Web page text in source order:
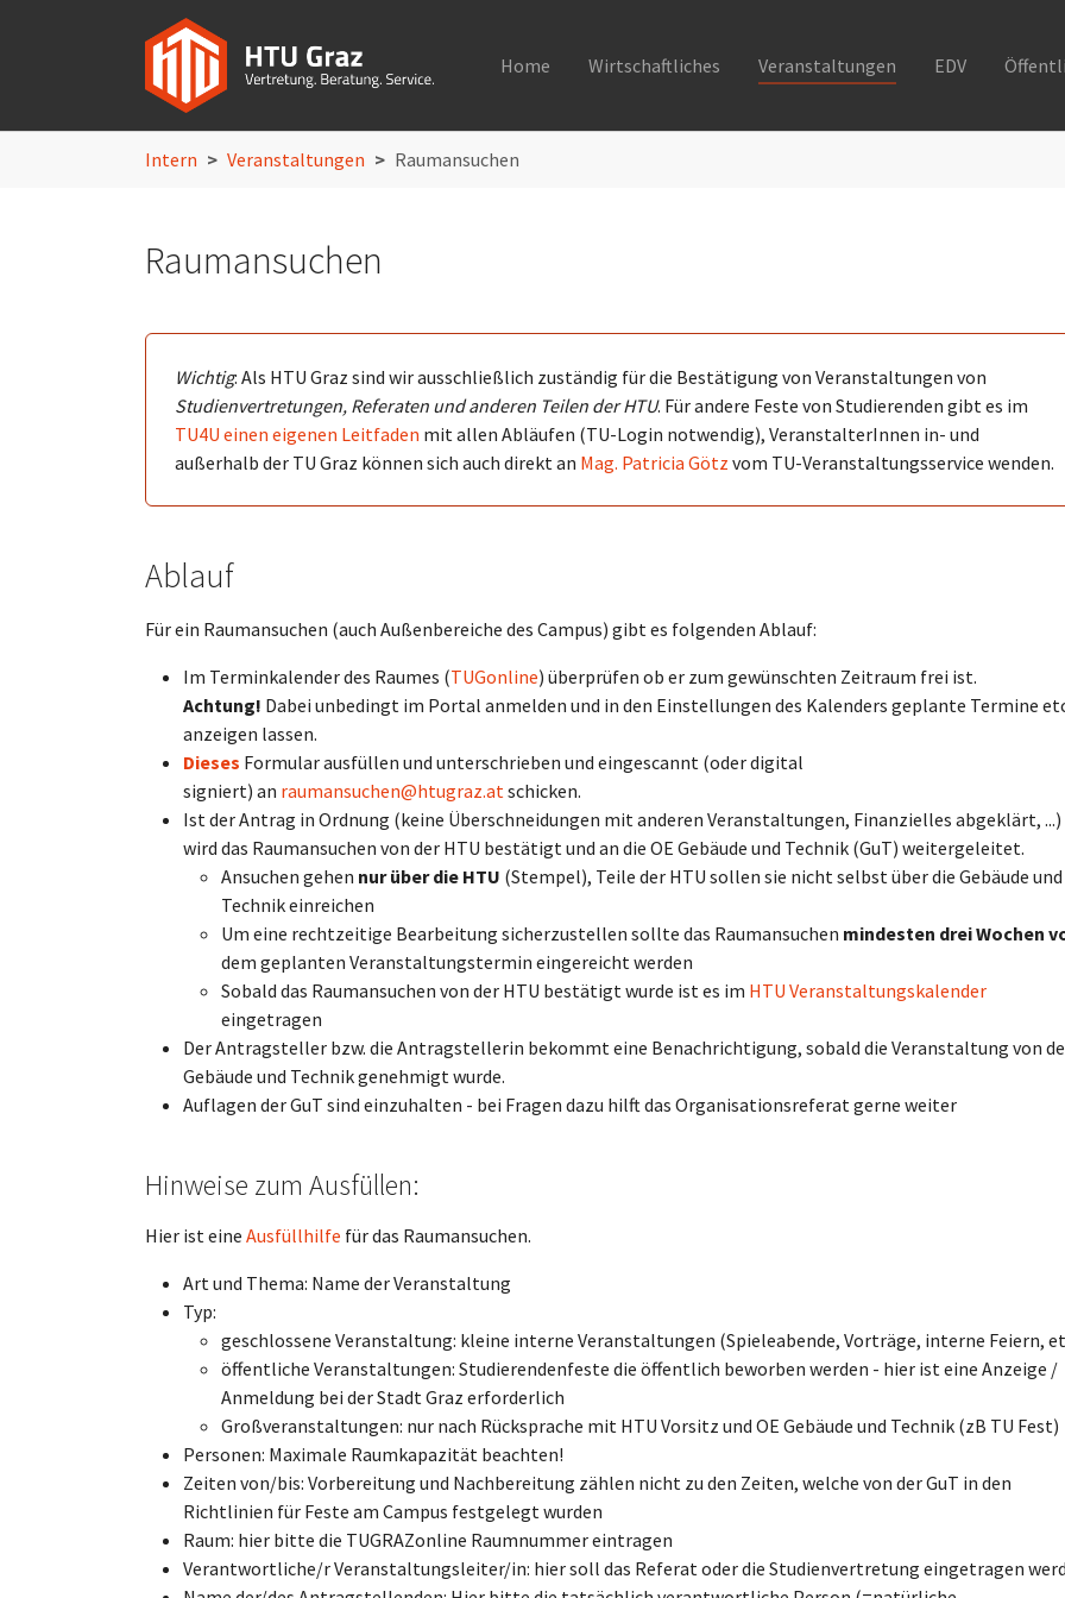
Home Wirtschaftliches Veranstaltungen EDV
Intern Veranstaltungen Raumansuchen
Raumansuchen
Wichtig: Als HTU Graz sind wir ausschließlich zuständig für die Bestätigung von Veranstaltungen von
Studienvertretungen, Referaten und anderen Teilen der HTU. Für andere Feste von Studierenden gibt es im
TU4U einen eigenen Leitfaden mit allen Abläufen (TU-Login notwendig), VeranstalterInnen in- und
außerhalb der TU Graz können sich auch direkt an Mag. Patricia Götz vom TU-Veranstaltungsservice wenden.
Ablauf
Für ein Raumansuchen (auch Außenbereiche des Campus) gibt es folgenden Ablauf:
Im Terminkalender des Raumes (TUGonline) überprüfen ob er zum gewünschten Zeitraum frei ist.
Achtung! Dabei unbedingt im Portal anmelden und in den Einstellungen des Kalenders geplante Termine
anzeigen lassen.
Dieses Formular ausfüllen und unterschrieben und eingescannt (oder digital
signiert) an raumansuchen@htugraz.atschicken.
Ist der Antrag in Ordnung (keine Überschneidungen mit anderen Veranstaltungen, Finanzielles abgeklärt, ...)
wird das Raumansuchen von der HTU bestätigt und an die OE Gebäude und Technik (GuT) weitergeleitet.
Ansuchen gehen nur über die HTU (Stempel), Teile der HTU sollen sie nicht selbst über die Gebäude und
Technik einreichen
Um eine rechtzeitige Bearbeitung sicherzustellen sollte das Raumansuchen mindesten drei Wochen
dem geplanten Veranstaltungstermin eingereicht werden
Sobald das Raumansuchen von der HTU bestätigt wurde ist es im HTU Veranstaltungskalender
eingetragen
Der Antragsteller bzw. die Antragstellerin bekommt eine Benachrichtigung, sobald die Veranstaltung von
Gebäude und Technik genehmigt wurde.
Auflagen der GuT sind einzuhalten - bei Fragen dazu hilft das Organisationsreferat gerne weiter
Hinweise zum Ausfüllen:
Hier ist eine Ausfüllhilfe für das Raumansuchen.
Art und Thema: Name der Veranstaltung
Typ:
geschlossene Veranstaltung: kleine interne Veranstaltungen (Spieleabende, Vorträge, interne Feiern,
öffentliche Veranstaltungen: Studierendenfeste die öffentlich beworben werden - hier ist eine Anzeige /
Anmeldung bei der Stadt Graz erforderlich
Großveranstaltungen: nur nach Rücksprache mit HTU Vorsitz und OE Gebäude und Technik (zB TU Fest)
Personen: Maximale Raumkapazität beachten!
Zeiten von/bis: Vorbereitung und Nachbereitung zählen nicht zu den Zeiten, welche von der GuT in den
Richtlinien für Feste am Campus festgelegt wurden
Raum: hier bitte die TUGRAZonline Raumnummer eintragen
Verantwortliche/r Veranstaltungsleiter/in: hier soll das Referat oder die Studienvertretung eingetragen